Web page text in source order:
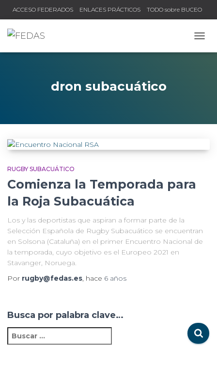
ACCESO FEDERADOS ENLACES PRÁCTICOS TODO sobre BUCEO
dron subacuático
RUGBY SUBACUÁTICO
Comienza la Temporada para
la Roja Subacuática
Los y las deportistas que aspiran a formar parte de la
Selección Española de Rugby Subacuático se encuentran
en Solsona (Cataluña) en el primer Encuentro Nacional de
la temporada, cuyo objetivo es el Europeo 2021 en
Stavanger, Noruega.
Por rugby@fedas.es, hace 6 años
Busca por palabra clave…